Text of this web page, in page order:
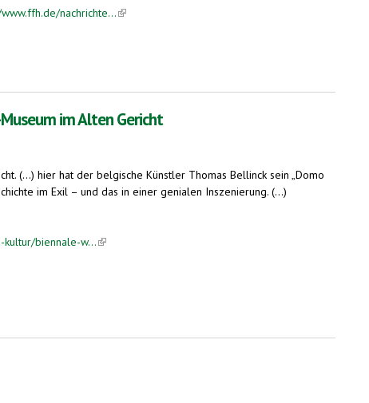
nachrichte...(link is external)
im Alten Gericht
(...) hier hat der belgische Künstler Thomas Bellinck sein „Domo
im Exil – und das in einer genialen Inszenierung. (...)
biennale-w...(link is external)